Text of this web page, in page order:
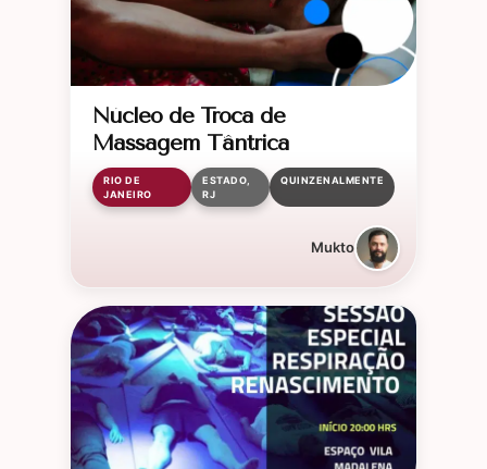
Núcleo de Troca de
Massagem Tântrica
RIO DE
JANEIRO
ESTADO,
RJ
QUINZENALMENTE
Mukto